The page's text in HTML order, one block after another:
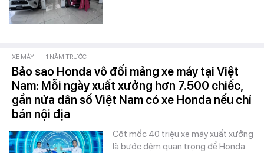
XE MÁY - 1 NĂM TRƯỚC
Bảo sao Honda vô đối mảng xe máy tại Việt
Nam: Mỗi ngày xuất xưởng hơn 7.500 chiếc,
gần nửa dân số Việt Nam có xe Honda nếu chỉ
bán nội địa
Cột mốc 40 triệu xe máy xuất xưởng
là bước đệm quan trọng để Honda